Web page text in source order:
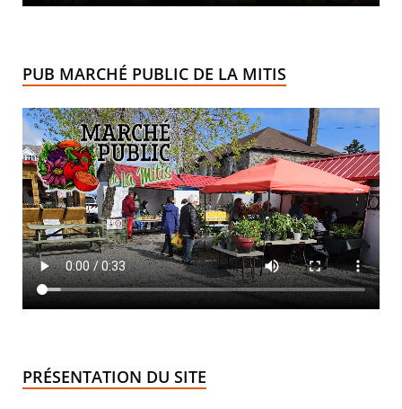
PUB MARCHÉ PUBLIC DE LA MITIS
PRÉSENTATION DU SITE